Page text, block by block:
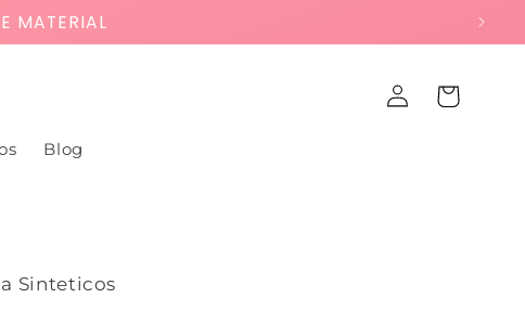
MATERIAL
Blog
Iniciar
sesión
Carrito
Sinteticos